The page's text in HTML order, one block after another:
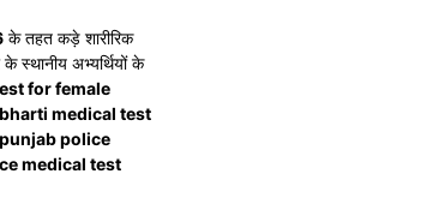
के तहत कड़े शारीरिक
स्थानीय अभ्यर्थियों के
for female
medical test
punjab police
medical test